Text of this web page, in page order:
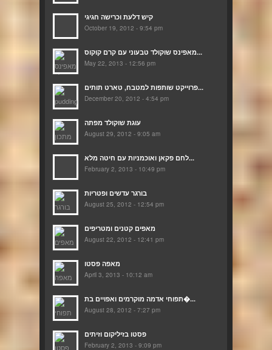
קיש דלעת וכרישה חגיגי
October 19, 2012 - 9:54 pm
מאפינס שוקולד טבעוני עם קרם קוקוס...
May 22, 2013 - 12:56 pm
פרוייקט שותפות למטבח, טארט תותים...
December 20, 2012 - 4:54 pm
עוגת שוקולד מפתה
August 29, 2012 - 9:05 am
לחם פקאן ואוכמניות עם חיטה מלא...
February 2, 2013 - 10:49 pm
בורגר עדשים ופטריות
August 25, 2012 - 12:54 pm
מאפים קטנים ומטריפים
August 22, 2012 - 12:41 pm
מאפה פסטו
April 3, 2013 - 10:12 am
תפוחי אדמה מוקרמים ואפויים בת�...
August 28, 2012 - 7:27 pm
פסטו בזיליקום וזיתים
February 2, 2013 - 9:09 pm